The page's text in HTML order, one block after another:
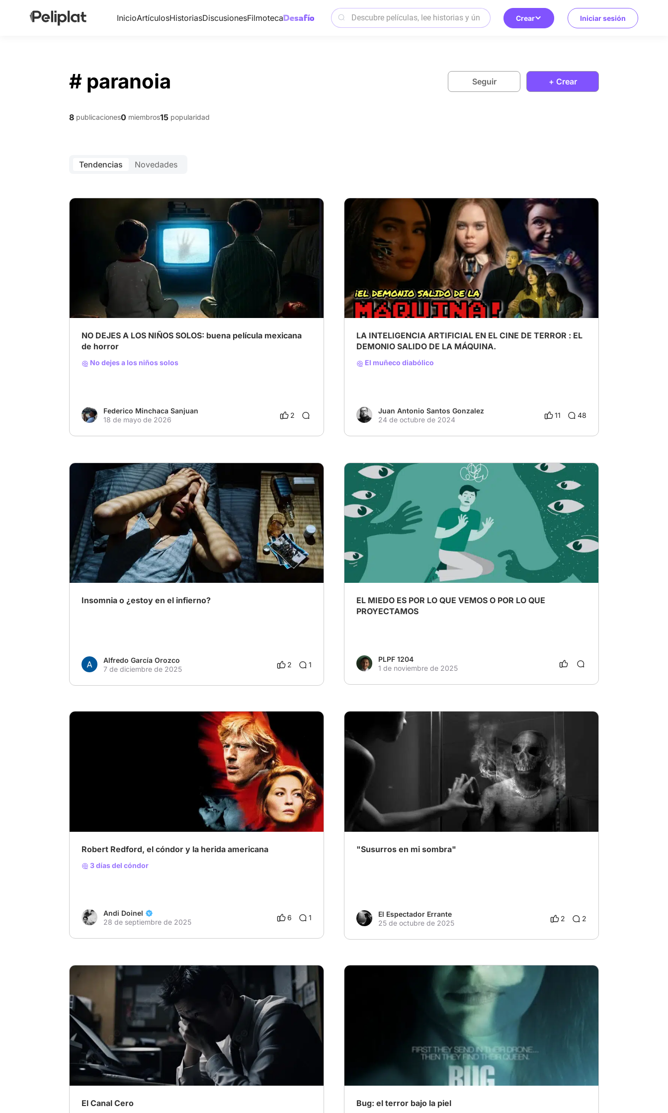
InicioArtículosHistoriasDiscusionesFilmoteca Crear Iniciar sesión
# paranoia Seguir + Crear
8 publicaciones0 miembros15 popularidad
Tendencias Novedades
# Nuevo cine mexicano # horror films # Thriller Psicológico
NO DEJES A LOS NIÑOS SOLOS: buena película mexicana
de horror
No dejes a los niños solos
Federico Minchaca Sanjuan
18 de mayo de 2026
2
# Redefiniendo el cine de terror
# Inteligencia Artificial
# Crítica social
LA INTELIGENCIA ARTIFICIAL EN EL CINE DE TERROR : EL
DEMONIO SALIDO DE LA MÁQUINA.
El muñeco diabólico
Juan Antonio Santos Gonzalez
24 de octubre de 2024
11 48
# Insomnio # Horror # paranoia
Insomnia o ¿estoy en el infierno?
Alfredo García Orozco
7 de diciembre de 2025
2 1
# Miedo # paranoia
EL MIEDO ES POR LO QUE VEMOS O POR LO QUE
PROYECTAMOS
PLPF 1204
1 de noviembre de 2025
# pollack
Robert Redford, el cóndor y la herida americana
3 días del cóndor
Andi Doinel
28 de septiembre de 2025
6 1
# Escribe tu historia: Tu experiencia más aterradora
# TerrorPsicológico
# paranoia
"Susurros en mi sombra"
El Espectador Errante
25 de octubre de 2025
2 2
# Escribe tu historia: Cuando dudas de la realidad del mundo
# Paradoja temporal # paranoia
El Canal Cero
# Terror # cine de terror
Bug: el terror bajo la piel